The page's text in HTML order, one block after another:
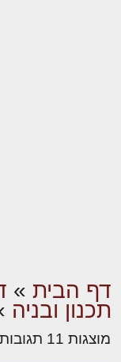
דף הבית »
תכנון ובניה
מוצגות 11 תגובות – 1 עד 11 (מתוך 11 סה״כ)